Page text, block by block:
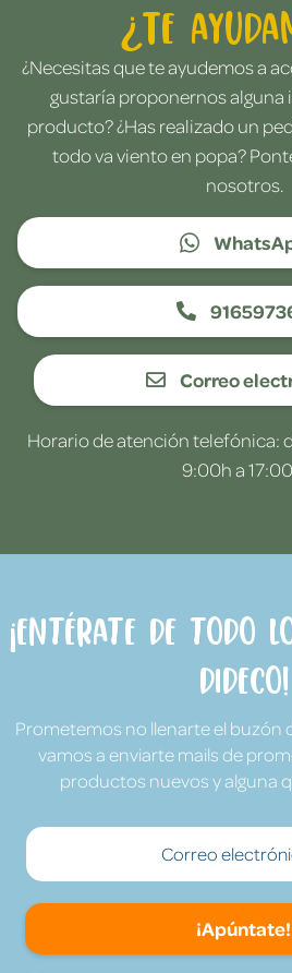
¿Te
¿Necesitas que te ayudemos a
gustaría proponernos alguna
producto? ¿Has realizado un
todo va viento en popa?
nosotros.
Correo
Horario de atención telefónica:
9:00h a
¡Entérate de todo
Dideco!
Prometemos no llenarte el buzón
vamos a enviarte mails de
productos nuevos y alguna
¡Apúntate!